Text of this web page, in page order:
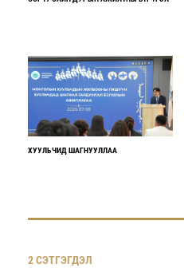
ХУУЛЬЧИД ШАГНУУЛЛАА
2 СЭТГЭГДЭЛ